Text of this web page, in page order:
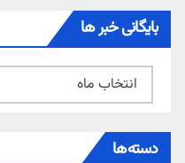
بایگانی خبر ها
بایگانی
خبر
ها
دسته‌ها